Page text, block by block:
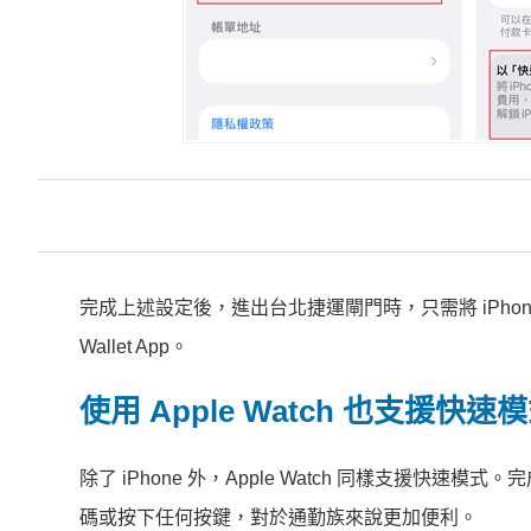
完成上述設定後，進出台北捷運閘門時，只需將
Wallet App。
使用 Apple Watch 也支援快速
除了 iPhone 外，Apple Watch 同樣支援快速模式。
碼或按下任何按鍵，對於通勤族來說更加便利。